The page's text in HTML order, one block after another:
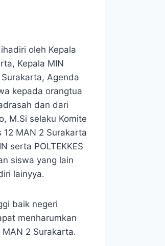
oleh Kepala
Kepala MIN
Agenda
kepada orangtua
dan dari
M.Si selaku Komite
MAN 2 Surakarta
serta POLTEKKES
siswa yang lain
lainyya.
baik negeri
menharumkan
2 Surakarta.